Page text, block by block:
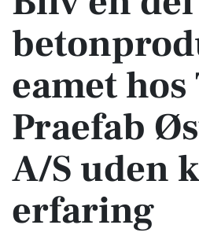
eamet
Praefab
A/S uden
erfaring